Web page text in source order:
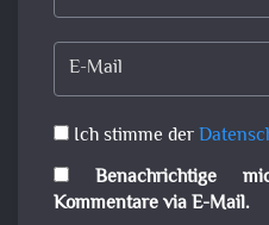
Ich stimme der
Benachrichtige
Kommentare via E-Mail.